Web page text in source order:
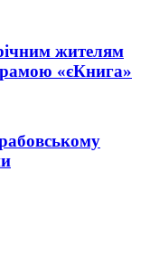
жителям
«єКнига»